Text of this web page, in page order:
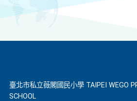
臺北市私立薇閣國民小學 TAIPEI WEGO
SCHOOL